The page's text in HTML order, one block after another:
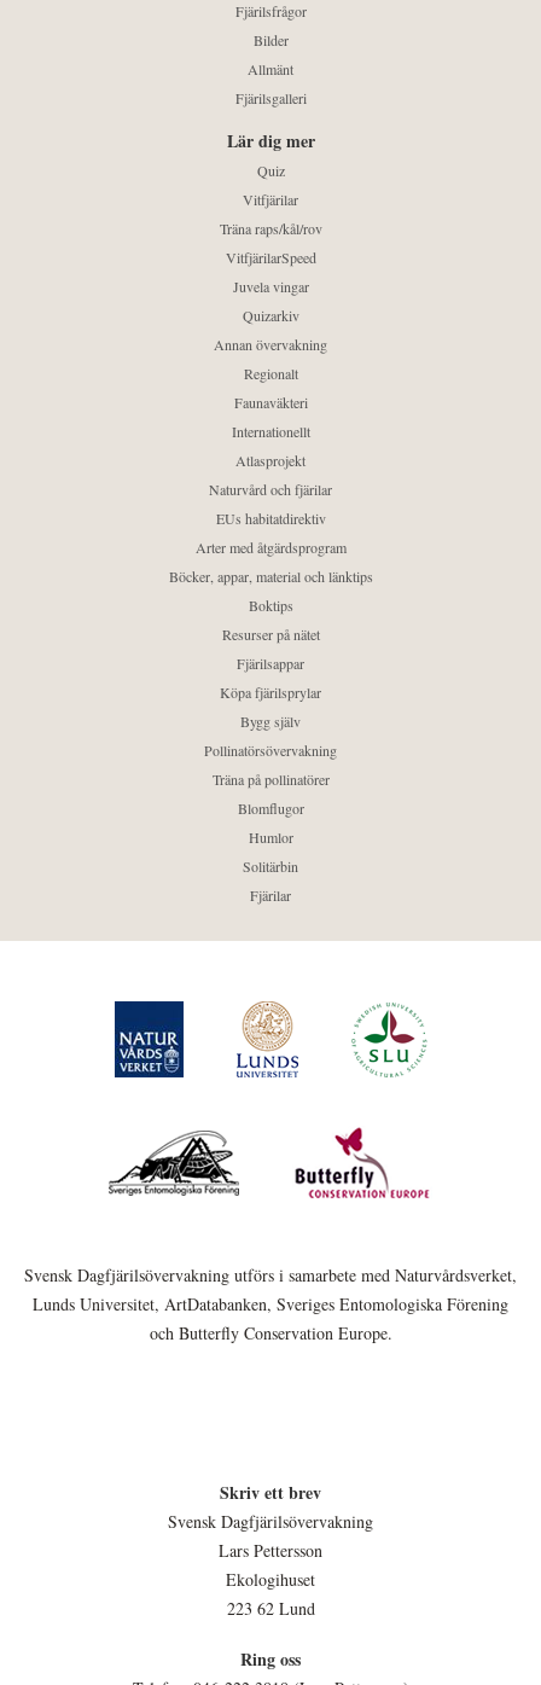
Fjärilsfrågor
Bilder
Allmänt
Fjärilsgalleri
Lär dig mer
Quiz
Vitfjärilar
Träna raps/kål/rov
VitfjärilarSpeed
Juvela vingar
Quizarkiv
Annan övervakning
Regionalt
Faunaväkteri
Internationellt
Atlasprojekt
Naturvård och fjärilar
EUs habitatdirektiv
Arter med åtgärdsprogram
Böcker, appar, material och länktips
Boktips
Resurser på nätet
Fjärilsappar
Köpa fjärilsprylar
Bygg själv
Pollinatörsövervakning
Träna på pollinatörer
Blomflugor
Humlor
Solitärbin
Fjärilar
Svensk Dagfjärilsövervakning utförs i samarbete med Naturvårdsverket,
Lunds Universitet, ArtDatabanken, Sveriges Entomologiska Förening
och Butterfly Conservation Europe.
Skriv ett brev
Svensk Dagfjärilsövervakning
Lars Pettersson
Ekologihuset
223 62 Lund
Ring oss